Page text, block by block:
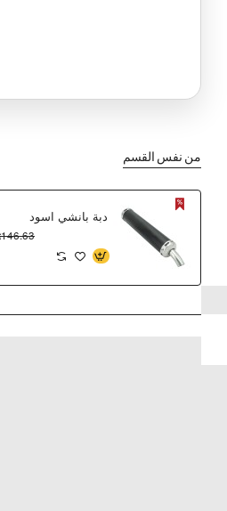
من نفس القسم
دبة بانشي اسود
146.63